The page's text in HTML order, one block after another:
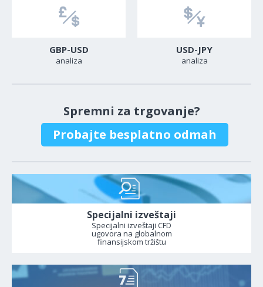
GBP-USD
analiza
USD-JPY
analiza
Spremni za trgovanje?
Probajte besplatno odmah
Specijalni izveštaji
Specijalni izveštaji CFD
ugovora na globalnom
finansijskom tržištu